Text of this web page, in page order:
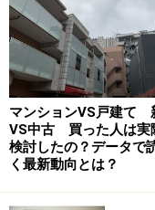
ともなく、子育てや
が的を射ていたか
もちろん、どんな
出来ない、という
めるものの、ワタシ
関われたか、という
マンションVS戸建て
VS中古 買った人は実
検討したの？データで
く最新動向とは？